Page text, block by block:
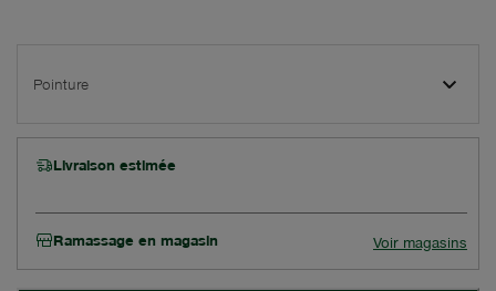
Pointure
Livraison estimée
Ramassage en magasin Voir magasins